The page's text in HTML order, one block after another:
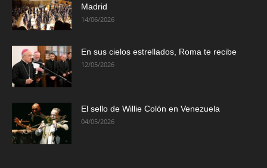
Madrid
14/06/2026
En sus cielos estrellados, Roma te recibe
12/05/2026
El sello de Willie Colón en Venezuela
04/05/2026